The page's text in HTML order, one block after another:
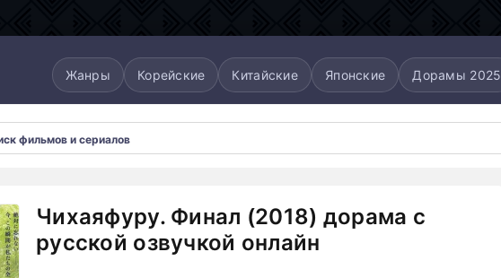
Жанры Корейские Китайские Японские Дорамы 2025
Чихаяфуру. Финал (2018) дорама с
русской озвучкой онлайн